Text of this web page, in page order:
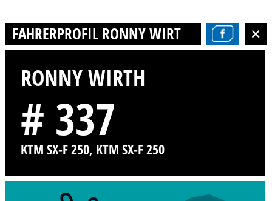
FAHRERPROFIL RONNY WIRTH
RONNY WIRTH
# 337
KTM SX-F 250, KTM SX-F 250